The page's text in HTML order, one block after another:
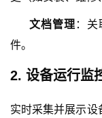
文档管理 ：
件。
2. 设备运行监
实时采集并展示设